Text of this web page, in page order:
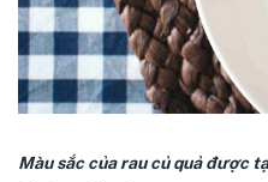
Màu sắc của rau củ quả được